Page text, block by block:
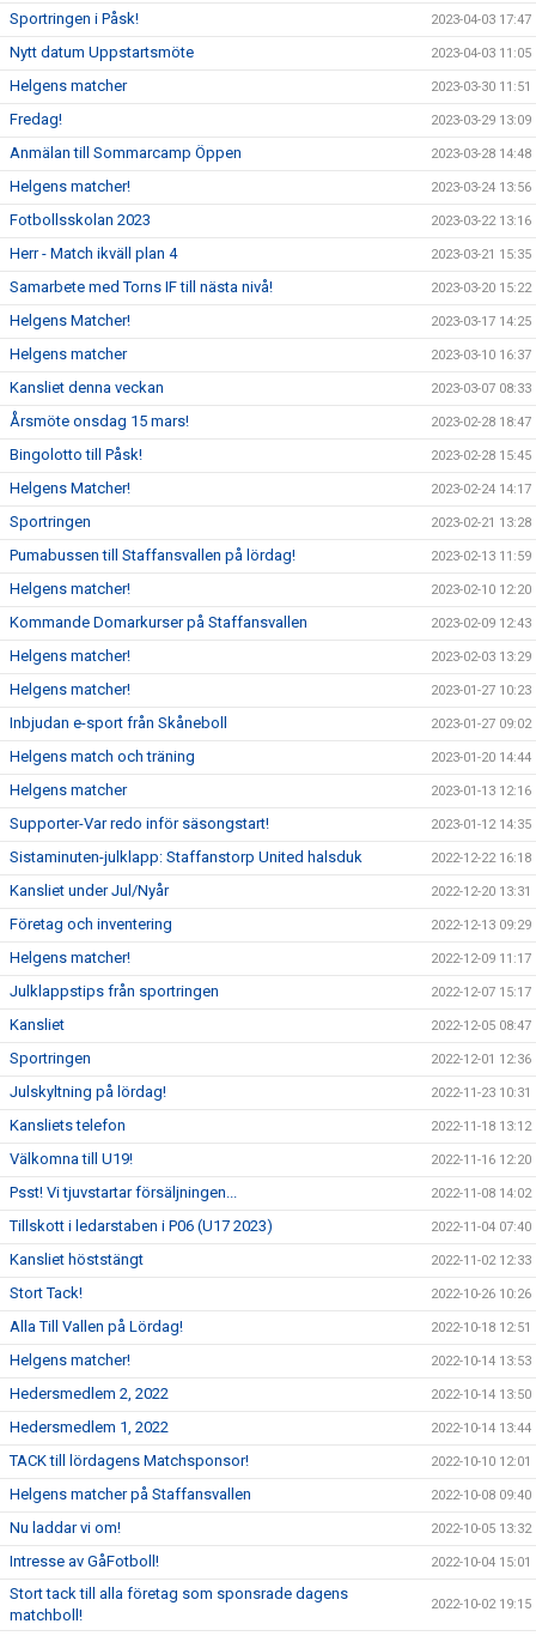
Sportringen i Påsk! 2023-04-03 17:47
Nytt datum Uppstartsmöte 2023-04-03 11:05
Helgens matcher 2023-03-30 11:51
Fredag! 2023-03-29 13:09
Anmälan till Sommarcamp Öppen 2023-03-28 14:48
Helgens matcher! 2023-03-24 13:56
Fotbollsskolan 2023 2023-03-22 13:16
Herr - Match ikväll plan 4 2023-03-21 15:35
Samarbete med Torns IF till nästa nivå! 2023-03-20 15:22
Helgens Matcher! 2023-03-17 14:25
Helgens matcher 2023-03-10 16:37
Kansliet denna veckan 2023-03-07 08:33
Årsmöte onsdag 15 mars! 2023-02-28 18:47
Bingolotto till Påsk! 2023-02-28 15:45
Helgens Matcher! 2023-02-24 14:17
Sportringen 2023-02-21 13:28
Pumabussen till Staffansvallen på lördag! 2023-02-13 11:59
Helgens matcher! 2023-02-10 12:20
Kommande Domarkurser på Staffansvallen 2023-02-09 12:43
Helgens matcher! 2023-02-03 13:29
Helgens matcher! 2023-01-27 10:23
Inbjudan e-sport från Skåneboll 2023-01-27 09:02
Helgens match och träning 2023-01-20 14:44
Helgens matcher 2023-01-13 12:16
Supporter-Var redo inför säsongstart! 2023-01-12 14:35
Sistaminuten-julklapp: Staffanstorp United halsduk 2022-12-22 16:18
Kansliet under Jul/Nyår 2022-12-20 13:31
Företag och inventering 2022-12-13 09:29
Helgens matcher! 2022-12-09 11:17
Julklappstips från sportringen 2022-12-07 15:17
Kansliet 2022-12-05 08:47
Sportringen 2022-12-01 12:36
Julskyltning på lördag! 2022-11-23 10:31
Kansliets telefon 2022-11-18 13:12
Välkomna till U19! 2022-11-16 12:20
Psst! Vi tjuvstartar försäljningen... 2022-11-08 14:02
Tillskott i ledarstaben i P06 (U17 2023) 2022-11-04 07:40
Kansliet höststängt 2022-11-02 12:33
Stort Tack! 2022-10-26 10:26
Alla Till Vallen på Lördag! 2022-10-18 12:51
Helgens matcher! 2022-10-14 13:53
Hedersmedlem 2, 2022 2022-10-14 13:50
Hedersmedlem 1, 2022 2022-10-14 13:44
TACK till lördagens Matchsponsor! 2022-10-10 12:01
Helgens matcher på Staffansvallen 2022-10-08 09:40
Nu laddar vi om! 2022-10-05 13:32
Intresse av GåFotboll! 2022-10-04 15:01
Stort tack till alla företag som sponsrade dagens
matchboll!
2022-10-02 19:15